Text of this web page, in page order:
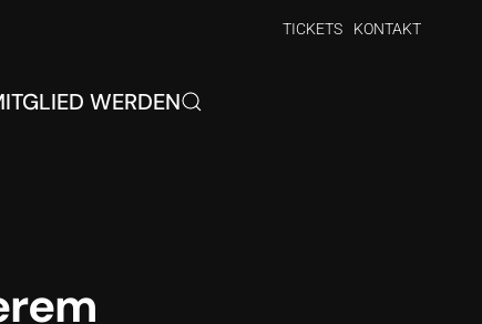
TICKETS KONTAKT
WERDEN